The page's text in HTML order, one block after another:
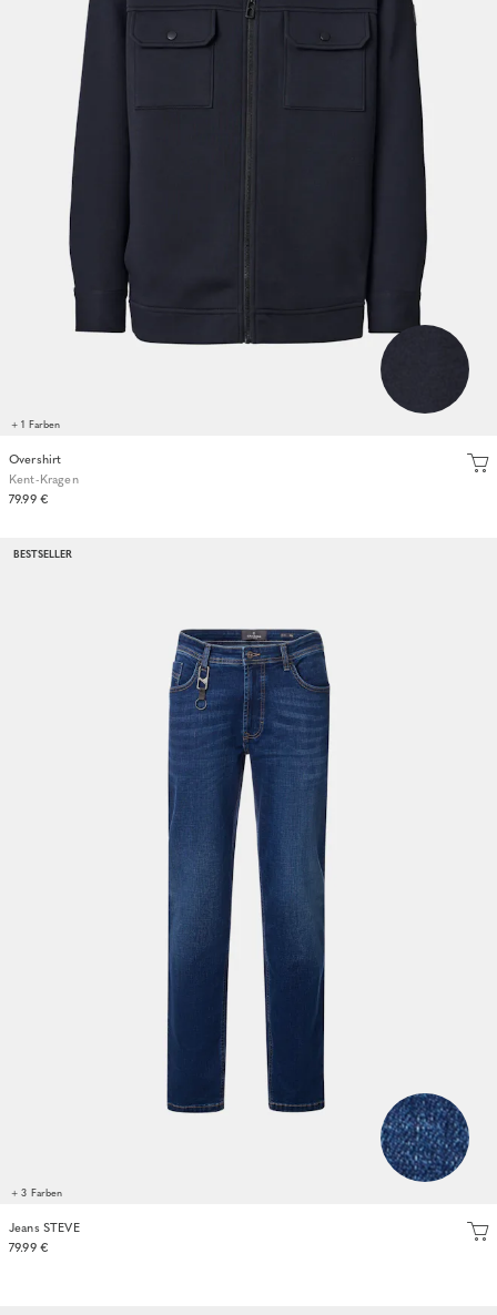
+ 1 Farben
Overshirt
Kent-Kragen
79.99 €
BESTSELLER
+ 3 Farben
Jeans STEVE
79.99 €